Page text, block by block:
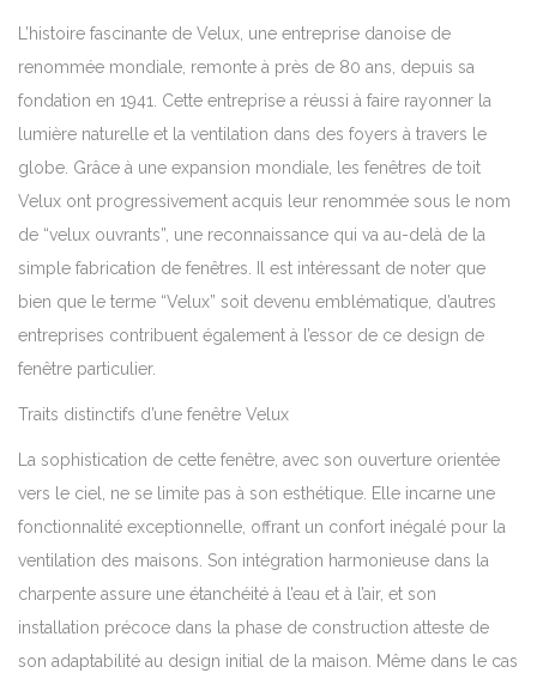
L’histoire fascinante de Velux, une entreprise danoise de
renommée mondiale, remonte à près de 80 ans, depuis sa
fondation en 1941. Cette entreprise a réussi à faire rayonner la
lumière naturelle et la ventilation dans des foyers à travers le
globe. Grâce à une expansion mondiale, les fenêtres de toit
Velux ont progressivement acquis leur renommée sous le nom
de “velux ouvrants”, une reconnaissance qui va au-delà de la
simple fabrication de fenêtres. Il est intéressant de noter que
bien que le terme “Velux” soit devenu emblématique, d’autres
entreprises contribuent également à l’essor de ce design de
fenêtre particulier.
Traits distinctifs d’une fenêtre Velux
La sophistication de cette fenêtre, avec son ouverture orientée
vers le ciel, ne se limite pas à son esthétique. Elle incarne une
fonctionnalité exceptionnelle, offrant un confort inégalé pour la
ventilation des maisons. Son intégration harmonieuse dans la
charpente assure une étanchéité à l’eau et à l’air, et son
installation précoce dans la phase de construction atteste de
son adaptabilité au design initial de la maison. Même dans le cas